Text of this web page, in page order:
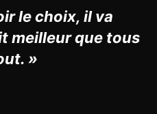
le choix, il va
meilleur que tous
»